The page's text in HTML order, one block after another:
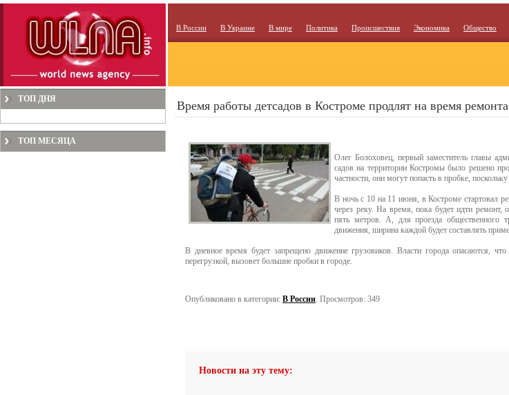
В России В Украине В мире Политика Происшествия Экономика Общество
ТОП ДНЯ
ТОП МЕСЯЦА
Время работы детсадов в Костроме продлят на время
Олег Болоховец, первый заместитель главы
садов на территории Костромы было решено
частности, они могут попасть в пробке,
В ночь с 10 на 11 июня, в Костроме стартовал
через реку. На время, пока будет идти
пять метров. А, для проезда общественного
движения, ширина каждой будет составлять
В дневное время будет запрещено движение грузовиков. Власти города опасаются,
перегрузкой, вызовет большие пробки в городе.
Опубликовано в категории: В России. Просмотров: 349
Новости на эту тему: